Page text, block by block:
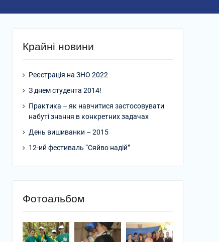
Крайні новини
Реєстрація на ЗНО 2022
З днем студента 2014!
Практика – як навчитися застосовувати
набуті знання в конкретних задачах
День вишиванки – 2015
12-ий фестиваль “Сяйво надій”
Фотоальбом